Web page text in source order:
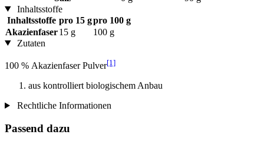
Inhaltsstoffe
Inhaltsstoffe pro 15 gpro 100 g
Akazienfaser15 g
100 g
Zutaten
100 % Akazienfaser Pulver[1]
aus kontrolliert biologischem Anbau
Rechtliche Informationen
Passend dazu